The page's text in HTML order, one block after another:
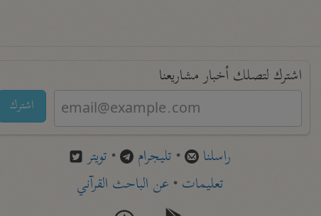
اشترك لتصلك أخبار مشاريعنا
اشترك
راسلنا • تليجرام • تويتر
تعليمات• عن الباحث القرآني